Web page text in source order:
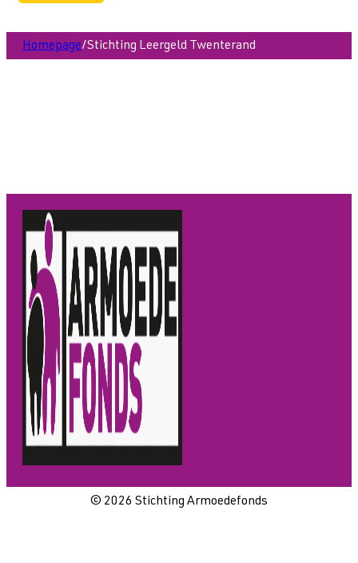
Homepage/Stichting Leergeld Twenterand
© 2026 Stichting Armoedefonds